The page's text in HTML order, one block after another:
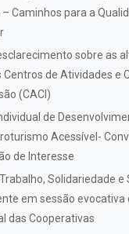
– Caminhos para a
sobre as
Centros de Atividades e
(CACI)
de
Acessível-
de Interesse
Solidariedade e
em sessão evocativa
das Cooperativas